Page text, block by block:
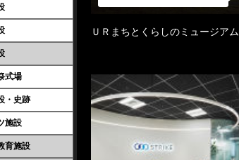
式場
・史跡
施設
育施設
ＵＲまちとくらしのミュージアム